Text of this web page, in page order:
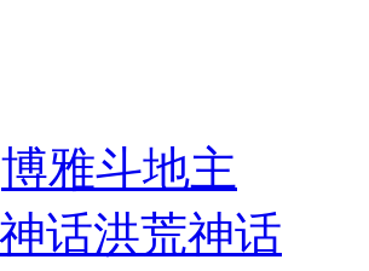
博雅斗地主
洪荒神话